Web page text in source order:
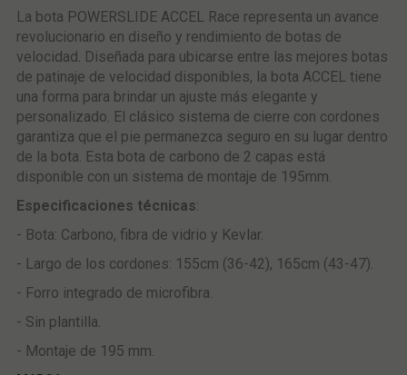
La bota POWERSLIDE ACCEL Race representa un avance
revolucionario en diseño y rendimiento de botas de
velocidad. Diseñada para ubicarse entre las mejores botas
de patinaje de velocidad disponibles, la bota ACCEL tiene
una forma para brindar un ajuste más elegante y
personalizado. El clásico sistema de cierre con cordones
garantiza que el pie permanezca seguro en su lugar dentro
de la bota. Esta bota de carbono de 2 capas está
disponible con un sistema de montaje de 195mm.
Especificaciones técnicas:
- Bota: Carbono, fibra de vidrio y Kevlar.
- Largo de los cordones: 155cm (36-42), 165cm (43-47).
- Forro integrado de microfibra.
- Sin plantilla.
- Montaje de 195 mm.